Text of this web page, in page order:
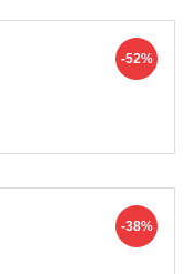
-52%
-38%